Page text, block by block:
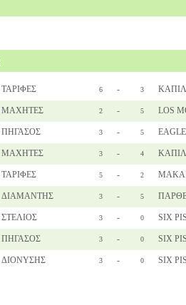
ΤΑΡΙΦΕΣ 6 - 3
ΜΑΧΗΤΕΣ 2 - 5 LOS
ΠΗΓΑΣΟΣ 3 - 5
ΜΑΧΗΤΕΣ 3 - 4
ΤΑΡΙΦΕΣ 5 - 2
ΔΙΑΜΑΝΤΗΣ 3 - 5
ΣΤΕΛΙΟΣ 3 - 0 SIX
ΠΗΓΑΣΟΣ 3 - 0 SIX
ΔΙΟΝΥΣΗΣ 3 - 0 SIX